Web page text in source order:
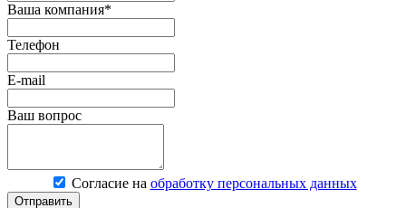
Ваша компания*
Телефон
E-mail
Ваш вопрос
Согласие на обработку персональных данных
Отправить